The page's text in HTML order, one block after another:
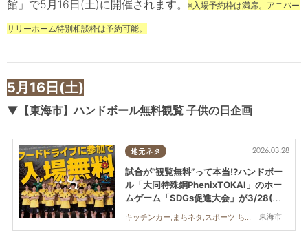
館」で5月16日(土)に開催されます。 ※入場予約枠は満席。アニバー
サリーホーム特別相談枠は予約可能。
5月16日(土)
▼ 【東海市】ハンドボール無料観覧 子供の日企画
地元ネタ
東海市
2026.03.28
試合が“観覧無料”って本当!?ハンドボー
ル「大同特殊鋼PhenixTOKAI」のホー
ムゲーム「SDGs促進大会」が3/28(土)